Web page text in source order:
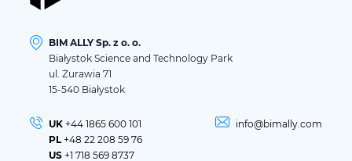
BIM ALLY Sp. z o. o.
Białystok Science and Technology Park
ul. Żurawia 71
15-540 Białystok
UK +44 1865 600 101
PL +48 22 208 59 76
US +1 718 569 8737
info@bimally.com